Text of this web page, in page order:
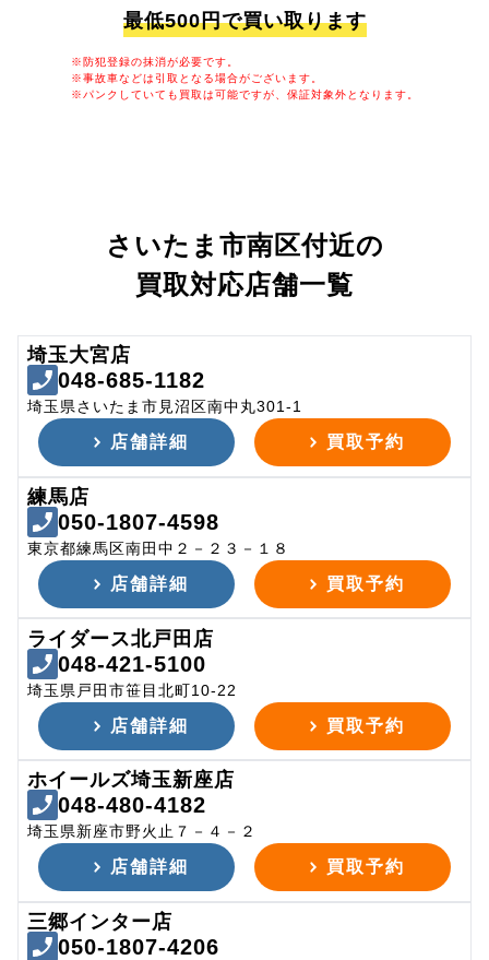
最低500円で買い取ります
※防犯登録の抹消が必要です。
※事故車などは引取となる場合がございます。
※パンクしていても買取は可能ですが、保証対象外となります。
さいたま市南区付近の
買取対応店舗一覧
埼玉大宮店
048-685-1182
埼玉県さいたま市見沼区南中丸301-1
店舗詳細 買取予約
練馬店
050-1807-4598
東京都練馬区南田中２－２３－１８
店舗詳細 買取予約
ライダース北戸田店
048-421-5100
埼玉県戸田市笹目北町10-22
店舗詳細 買取予約
ホイールズ埼玉新座店
048-480-4182
埼玉県新座市野火止７－４－２
店舗詳細 買取予約
三郷インター店
050-1807-4206